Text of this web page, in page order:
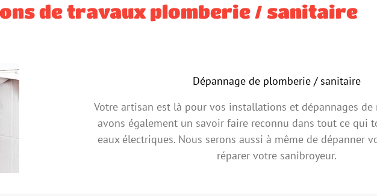
de travaux plomberie / sanitaire
Dépannage de plomberie / sanitaire
Votre artisan est là pour vos installations et dépannages de
avons également un savoir faire reconnu dans tout ce qui
eaux électriques. Nous serons aussi à même de dépanner
réparer votre sanibroyeur.